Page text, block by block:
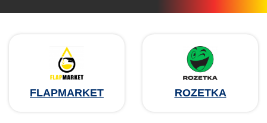
FLAPMARKET ROZETKA